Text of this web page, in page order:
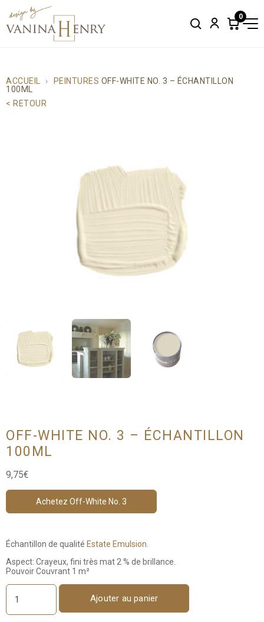
SearchAccount
0
Items
ACCUEIL PEINTURES OFF-WHITE NO. 3 – ÉCHANTILLON
100ML
< RETOUR
OFF-WHITE NO. 3 – ÉCHANTILLON
100ML
9,75€
Achetez Off-White No. 3
Échantillon de qualité Estate Emulsion.
Aspect: Crayeux, fini très mat 2 % de brillance.
Pouvoir Couvrant 1 m²
quantité
de
Ajouter au panier